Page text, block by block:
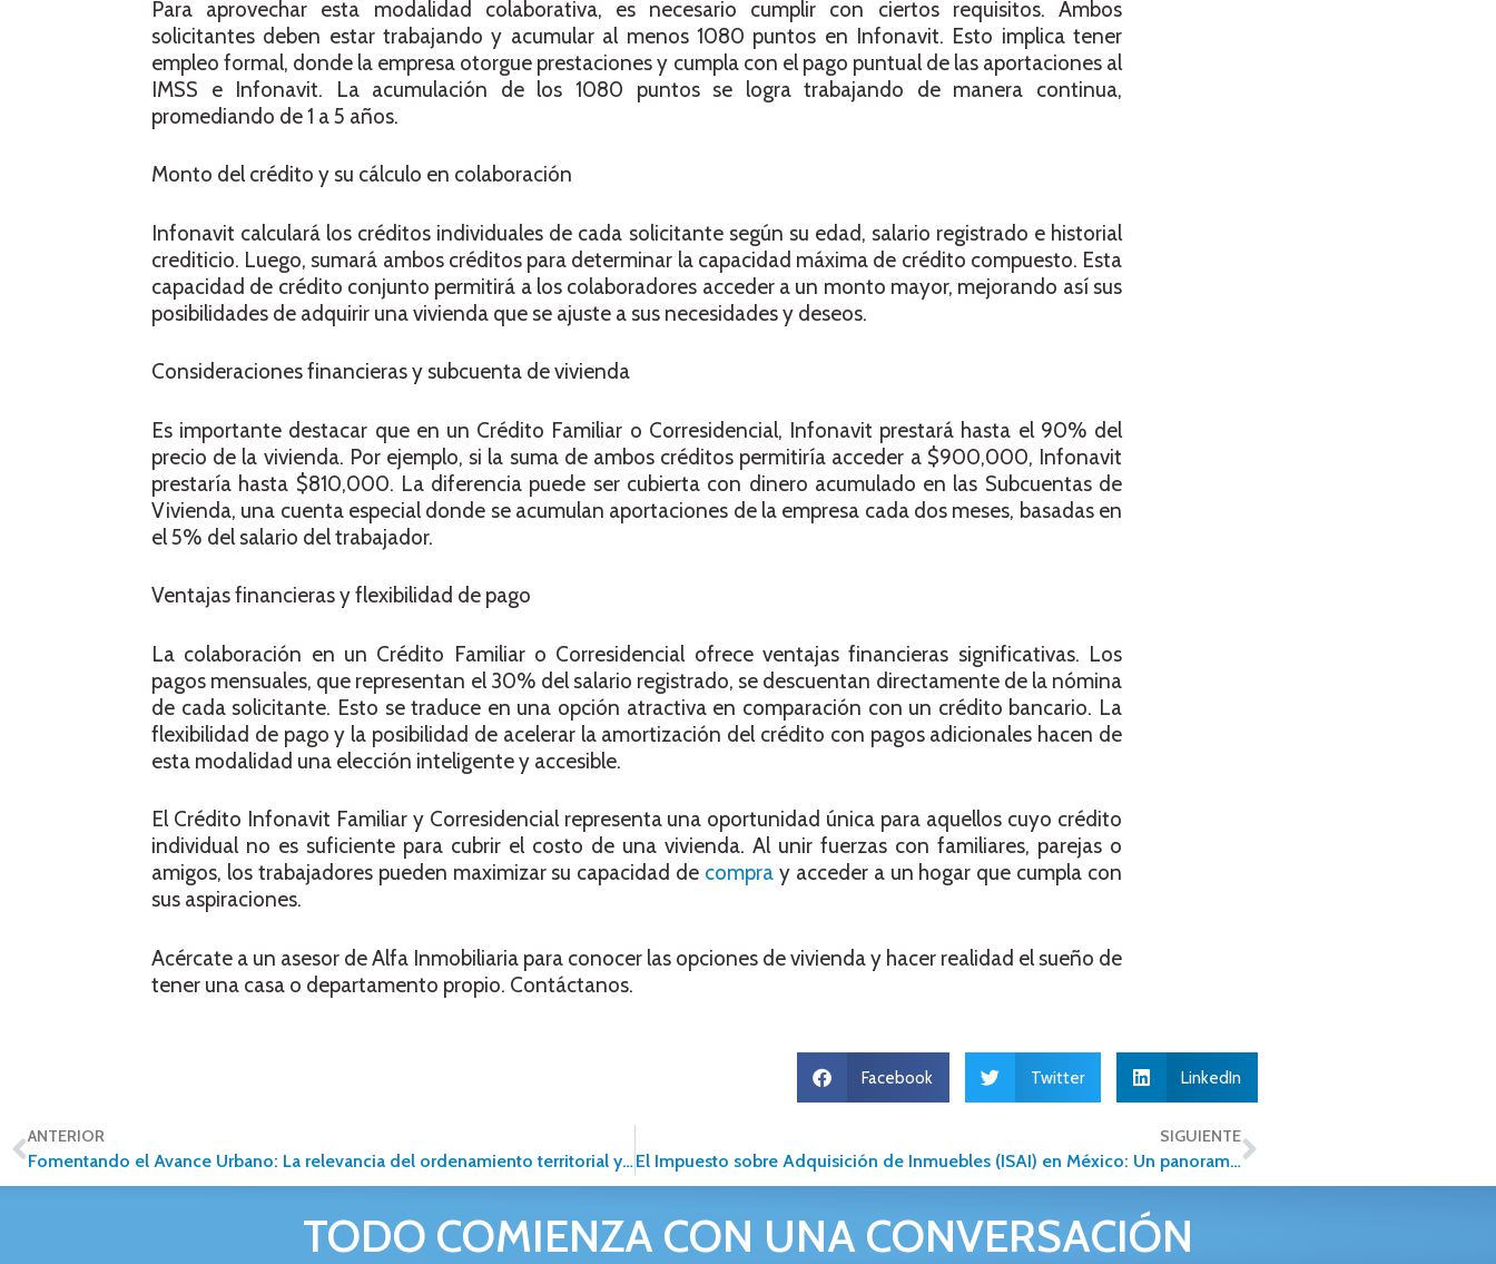
Para aprovechar esta modalidad colaborativa, es necesario cumplir con ciertos requisitos. Ambos
solicitantes deben estar trabajando y acumular al menos 1080 puntos en Infonavit. Esto implica tener
empleo formal, donde la empresa otorgue prestaciones y cumpla con el pago puntual de las aportaciones al
IMSS e Infonavit. La acumulación de los 1080 puntos se logra trabajando de manera continua,
promediando de 1 a 5 años.
Monto del crédito y su cálculo en colaboración
Infonavit calculará los créditos individuales de cada solicitante según su edad, salario registrado e historial
crediticio. Luego, sumará ambos créditos para determinar la capacidad máxima de crédito compuesto. Esta
capacidad de crédito conjunto permitirá a los colaboradores acceder a un monto mayor, mejorando así sus
posibilidades de adquirir una vivienda que se ajuste a sus necesidades y deseos.
Consideraciones financieras y subcuenta de vivienda
Es importante destacar que en un Crédito Familiar o Corresidencial, Infonavit prestará hasta el 90% del
precio de la vivienda. Por ejemplo, si la suma de ambos créditos permitiría acceder a $900,000, Infonavit
prestaría hasta $810,000. La diferencia puede ser cubierta con dinero acumulado en las Subcuentas de
Vivienda, una cuenta especial donde se acumulan aportaciones de la empresa cada dos meses, basadas en
el 5% del salario del trabajador.
Ventajas financieras y flexibilidad de pago
La colaboración en un Crédito Familiar o Corresidencial ofrece ventajas financieras significativas. Los
pagos mensuales, que representan el 30% del salario registrado, se descuentan directamente de la nómina
de cada solicitante. Esto se traduce en una opción atractiva en comparación con un crédito bancario. La
flexibilidad de pago y la posibilidad de acelerar la amortización del crédito con pagos adicionales hacen de
esta modalidad una elección inteligente y accesible.
El Crédito Infonavit Familiar y Corresidencial representa una oportunidad única para aquellos cuyo crédito
individual no es suficiente para cubrir el costo de una vivienda. Al unir fuerzas con familiares, parejas o
amigos, los trabajadores pueden maximizar su capacidad de compra y acceder a un hogar que cumpla con
sus aspiraciones.
Acércate a un asesor de Alfa Inmobiliaria para conocer las opciones de vivienda y hacer realidad el sueño de
tener una casa o departamento propio. Contáctanos.
Facebook Twitter LinkedIn
ANTERIOR
Fomentando el Avance Urbano: La relevancia del ordenamiento territorial y la optimización de espacios
SIGUIENTE
El Impuesto sobre Adquisición de Inmuebles (ISAI) en México: Un panorama diverso de costos y beneficios
TODO COMIENZA CON UNA CONVERSACIÓN